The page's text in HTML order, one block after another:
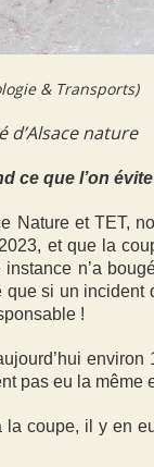
& Transports)
d’Alsace nature
ce que l’on
Nature et TET,
et que la
n’a
si un incident
!
environ
pas eu la même
coupe, il y en